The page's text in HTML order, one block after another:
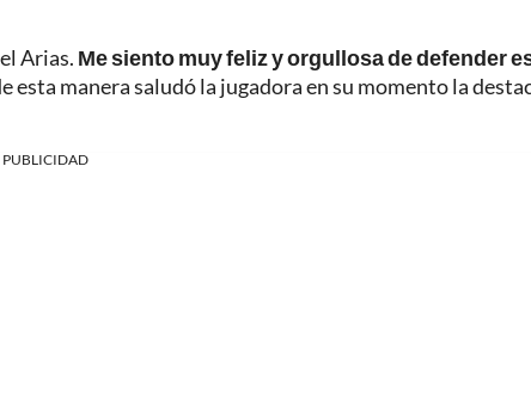
Arias. Me siento muy feliz y orgullosa de defender
esta manera saludó la jugadora en su momento la
PUBLICIDAD